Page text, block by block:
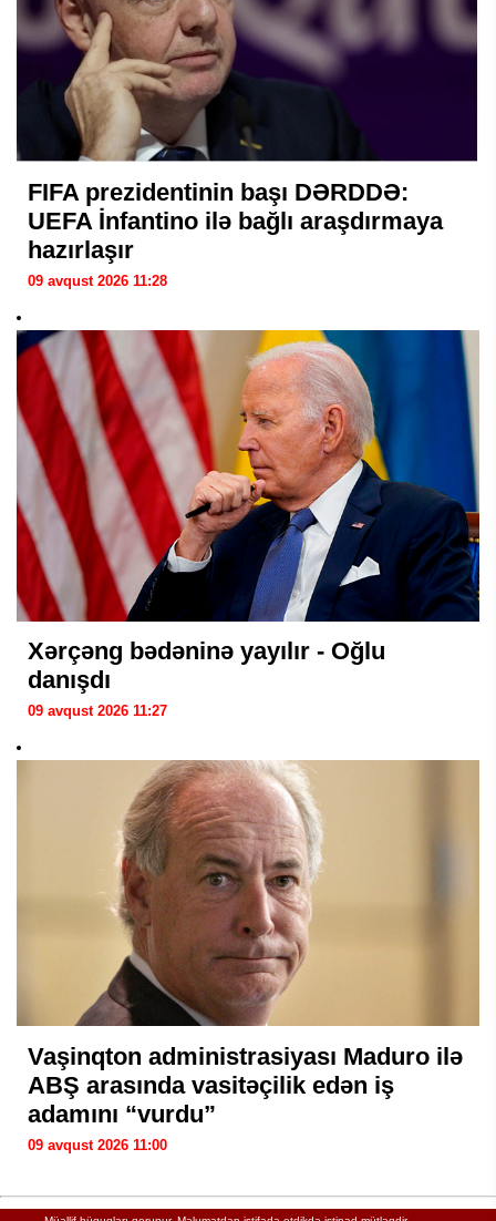
FIFA prezidentinin başı DƏRDDƏ:
UEFA İnfantino ilə bağlı araşdırmaya
hazırlaşır
09 avqust 2026 11:28
Xərçəng bədəninə yayılır - Oğlu
danışdı
09 avqust 2026 11:27
Vaşinqton administrasiyası Maduro ilə
ABŞ arasında vasitəçilik edən iş
adamını “vurdu”
09 avqust 2026 11:00